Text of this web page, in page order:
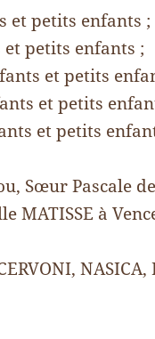
et petits enfants ;
et petits enfants ;
et petits
et petits
et petits
Sœur Pascale
MATISSE à
NASICA,